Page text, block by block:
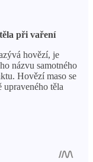
při vaření
hovězí, je
názvu samotného
Hovězí maso se
upraveného těla